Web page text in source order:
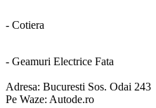
- Cotiera
- Geamuri Electrice Fata
Adresa: Bucuresti Sos. Odai 243
Pe Waze: Autode.ro